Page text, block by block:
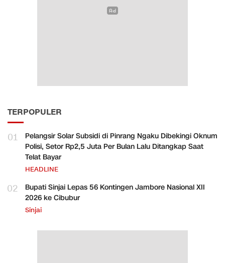
TERPOPULER
01
Pelangsir Solar Subsidi di Pinrang Ngaku Dibekingi Oknum
Polisi, Setor Rp2,5 Juta Per Bulan Lalu Ditangkap Saat
Telat Bayar
HEADLINE
02
Bupati Sinjai Lepas 56 Kontingen Jambore Nasional XII
2026 ke Cibubur
Sinjai